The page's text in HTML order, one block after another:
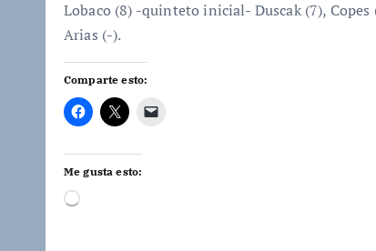
Lobaco (8) -quinteto inicial- Duscak (7),
Arias (-).
Comparte esto:
Me gusta esto:
C